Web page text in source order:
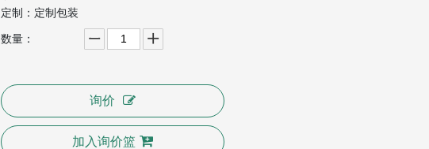
定制：定制包装
数量：
询价
加入询价篮